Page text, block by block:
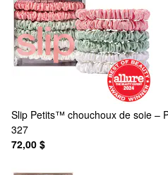
Slip Petits™ chouchoux de soie –
327
72,00 $